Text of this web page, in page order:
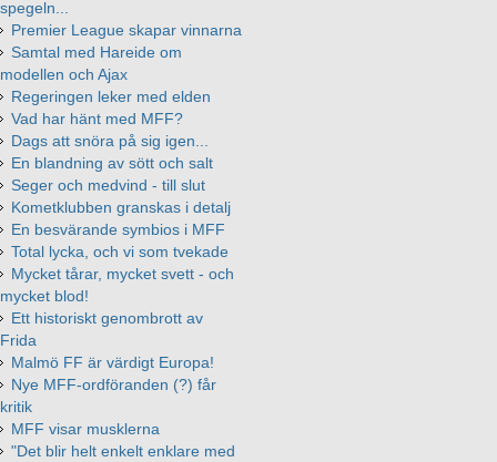
spegeln...
Premier League skapar vinnarna
Samtal med Hareide om
modellen och Ajax
Regeringen leker med elden
Vad har hänt med MFF?
Dags att snöra på sig igen...
En blandning av sött och salt
Seger och medvind - till slut
Kometklubben granskas i detalj
En besvärande symbios i MFF
Total lycka, och vi som tvekade
Mycket tårar, mycket svett - och
mycket blod!
Ett historiskt genombrott av
Frida
Malmö FF är värdigt Europa!
Nye MFF-ordföranden (?) får
kritik
MFF visar musklerna
"Det blir helt enkelt enklare med